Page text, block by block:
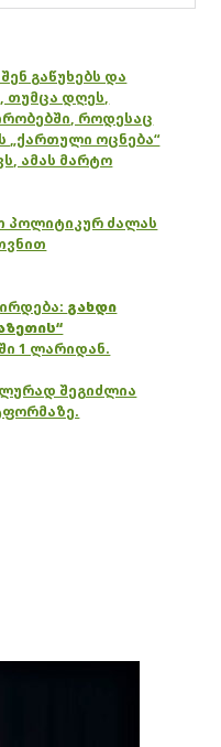
გაწუხებს და
თუმცა დღეს,
როდესაც
„ქართული ოცნება“
ამას მარტო
პოლიტიკურ ძალას
გახდი
1 ლარიდან.
შეგიძლია